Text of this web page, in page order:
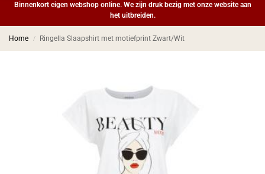
Binnenkort eigen webshop online. We zijn druk bezig met onze website aan
het uitbreiden.
Home / Ringella Slaapshirt met motiefprint Zwart/Wit